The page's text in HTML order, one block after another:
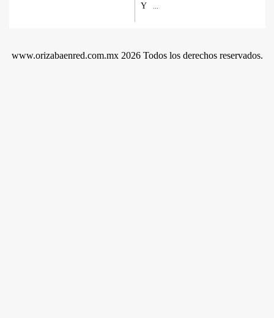
Y
www.orizabaenred.com.mx 2026 Todos los derechos reservados.